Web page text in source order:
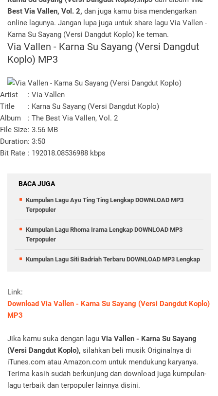
Best Via Vallen, Vol. 2, dan juga kamu bisa mendengarkan
online lagunya. Jangan lupa juga untuk share lagu Via Vallen -
Karna Su Sayang (Versi Dangdut Koplo) ke teman.
Via Vallen - Karna Su Sayang (Versi Dangdut
Koplo) MP3
Artist
: Via Vallen
Title
: Karna Su Sayang (Versi Dangdut Koplo)
Album
: The Best Via Vallen, Vol. 2
File Size: 3.56 MB
Duration: 3:50
Bit Rate : 192018.08536988 kbps
BACA JUGA
Kumpulan Lagu Ayu Ting Ting Lengkap DOWNLOAD MP3
Terpopuler
Kumpulan Lagu Rhoma Irama Lengkap DOWNLOAD MP3
Terpopuler
Kumpulan Lagu Siti Badriah Terbaru DOWNLOAD MP3 Lengkap
Link:
Download Via Vallen - Karna Su Sayang (Versi Dangdut Koplo)
MP3
Jika kamu suka dengan lagu Via Vallen - Karna Su Sayang
(Versi Dangdut Koplo), silahkan beli musik Originalnya di
iTunes.com atau Amazon.com untuk mendukung karyanya.
Terima kasih sudah berkunjung dan download juga kumpulan-
lagu terbaik dan terpopuler lainnya disini.